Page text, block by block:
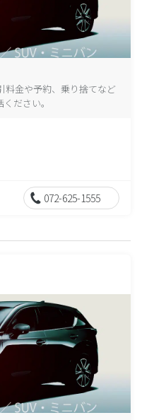
料金や予約、乗り捨てなど
ださい。
072-625-1555